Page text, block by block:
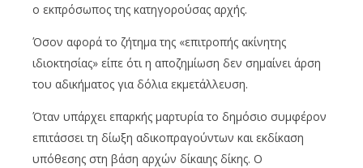
ο εκπρόσωπος της κατηγορούσας αρχής.
Όσον αφορά το ζήτημα της «επιτροπής ακίνητης
ιδιοκτησίας» είπε ότι η αποζημίωση δεν σημαίνει άρση
του αδικήματος για δόλια εκμετάλλευση.
Όταν υπάρχει επαρκής μαρτυρία το δημόσιο συμφέρον
επιτάσσει τη δίωξη αδικοπραγούντων και εκδίκαση
υπόθεσης στη βάση αρχών δίκαιης δίκης. Ο